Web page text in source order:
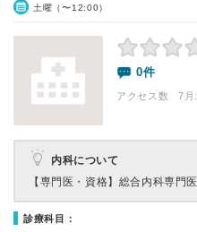
土曜（〜12:00）
0件
アクセス数 7月:
内科について
【専門医・資格】 総合内科専門医
診療科目：